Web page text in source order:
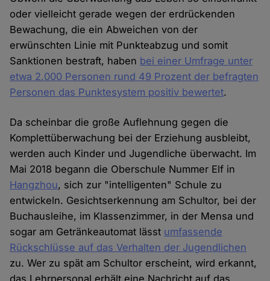
oder vielleicht gerade wegen der erdrückenden
Bewachung, die ein Abweichen von der
erwünschten Linie mit Punkteabzug und somit
Sanktionen bestraft, haben bei einer Umfrage unter
etwa 2.000 Personen rund 49 Prozent der befragten
Personen das Punktesystem positiv bewertet.
Da scheinbar die große Auflehnung gegen die
Komplettüberwachung bei der Erziehung ausbleibt,
werden auch Kinder und Jugendliche überwacht. Im
Mai 2018 begann die Oberschule Nummer Elf in
Hangzhou, sich zur "intelligenten" Schule zu
entwickeln. Gesichtserkennung am Schultor, bei der
Buchausleihe, im Klassenzimmer, in der Mensa und
sogar am Getränkeautomat lässt umfassende
Rückschlüsse auf das Verhalten der Jugendlichen
zu. Wer zu spät am Schultor erscheint, wird erkannt,